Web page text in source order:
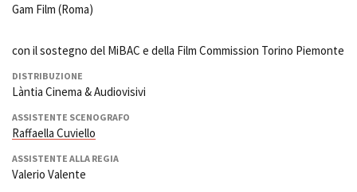
Gam Film (Roma)
con il sostegno del MiBAC e della Film Commission Torino Piemonte
DISTRIBUZIONE
Làntia Cinema & Audiovisivi
ASSISTENTE SCENOGRAFO
Raffaella Cuviello
ASSISTENTE ALLA REGIA
Valerio Valente